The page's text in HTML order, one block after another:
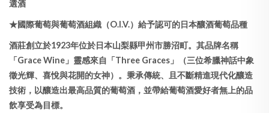
選酒
★國際葡萄與葡萄酒組織（O.I.V.）給予認可的日本釀酒葡萄品種
酒莊創立於1923年位於日本山梨縣甲州市勝沼町。其品牌名稱
「Grace Wine」靈感來自「Three Graces」（三位希臘神話中象
徵光輝、喜悅與花開的女神）。秉承傳統、且不斷精進現代化釀造
技術，以釀造出最高品質的葡萄酒，並帶給葡萄酒愛好者無上的品
飲享受為目標。